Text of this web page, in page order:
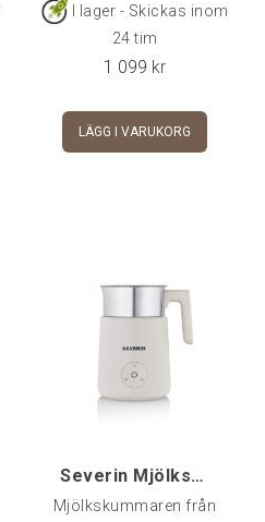
fantastiska resultat.
I lager - Skickas inom
24 tim
1 099 kr
LÄGG I VARUKORG
Severin Mjölkskummare 400 ml, Beige
Mjölkskummaren från